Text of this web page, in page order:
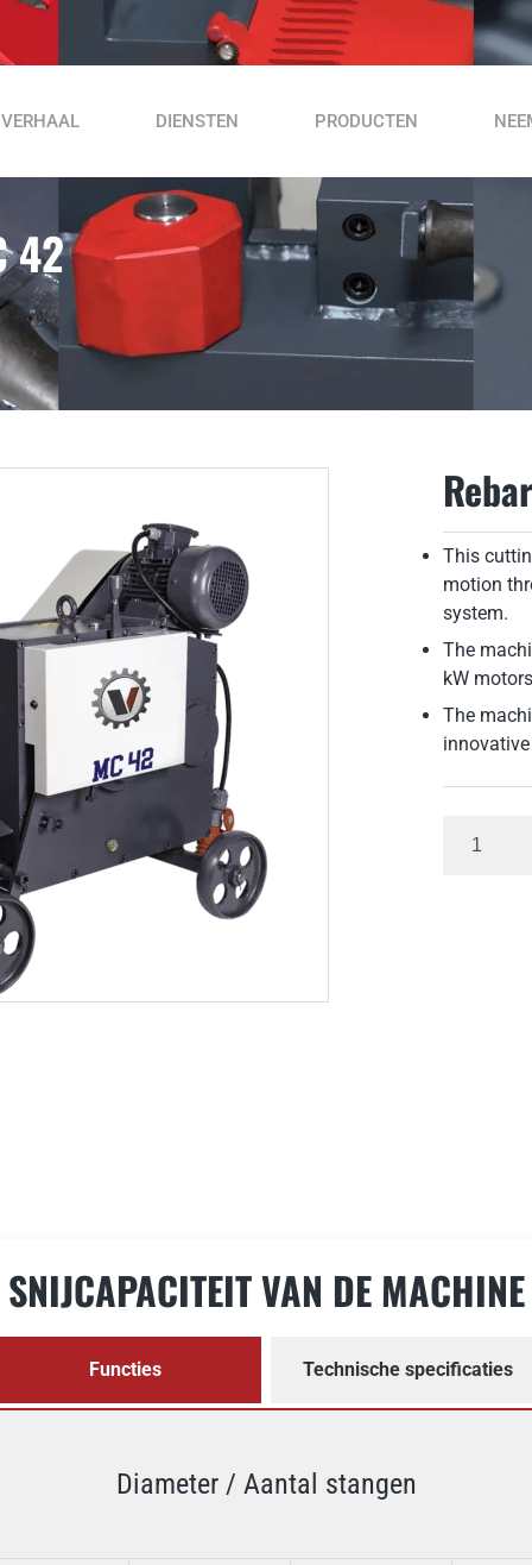
Achterloopverdichter VDR 60 C
Vibrator aandrijfeenheid VDV 320
VDV 170 D vibrator-aandrijfeenheid
VPV 200 P vibrator-aandrijfeenheid
Rebar snijmachine MC 42
DIENSTEN PRODUCTEN
42
This
motion
system.
The
kW
The
SNIJCAPACITEIT VAN DE MACHINE
Functies Technische specificaties
Diameter / Aantal stangen